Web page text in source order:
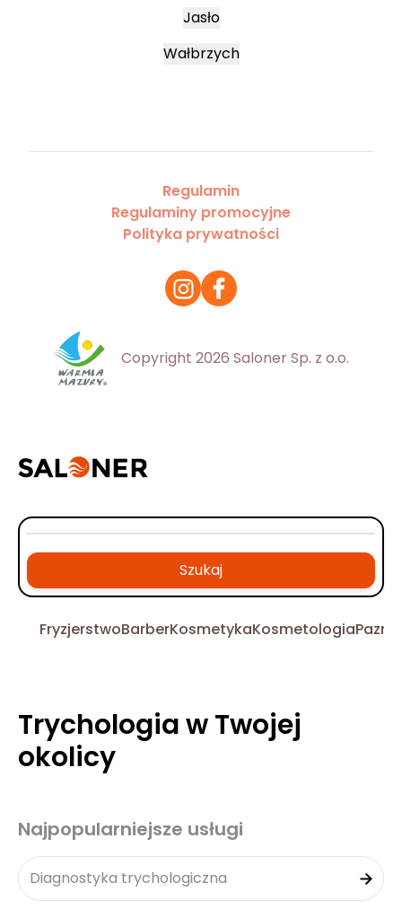
Jasło
Wałbrzych
Regulamin
Regulaminy promocyjne
Polityka prywatności
Copyright 2026 Saloner Sp. z o.o.
Szukaj
FryzjerstwoBarberKosmetykaKosmetologia
Trychologia w Twojej
okolicy
Najpopularniejsze usługi
Diagnostyka trychologiczna